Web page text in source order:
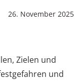
26. November 2025
Zielen und
und